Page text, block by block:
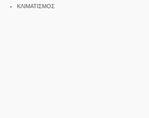
ΚΛΙΜΑΤΙΣΜΟΣ